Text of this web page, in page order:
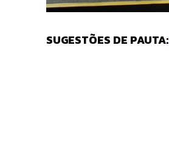
SUGESTÕES DE PAUTA: